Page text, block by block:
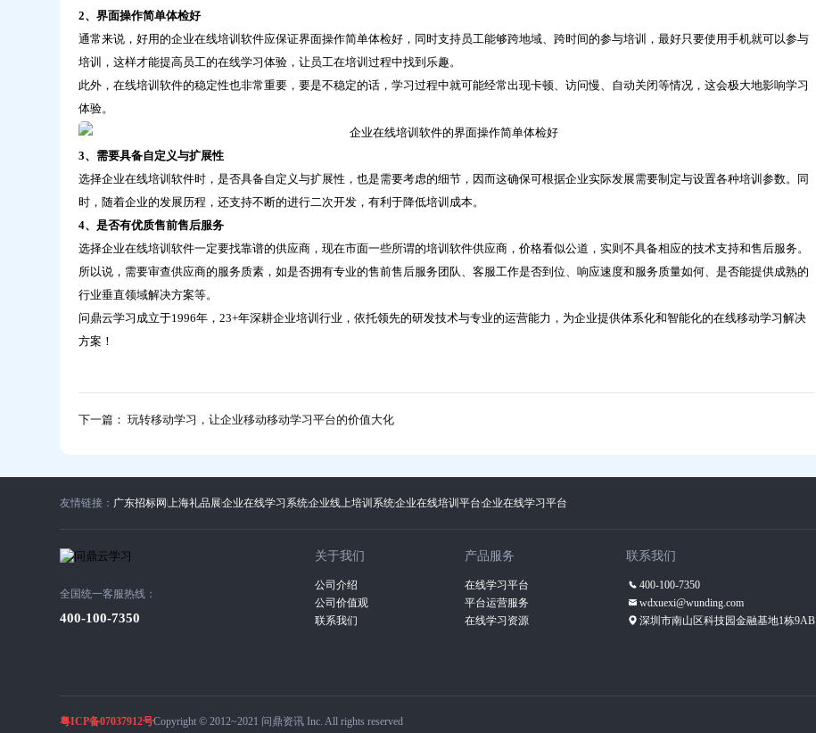
2、界面操作简单体检好
通常来说，好用的企业在线培训软件应保证界面操作简单体检好，同时支持员工能够跨地域、跨时间的参与培训，最好只要使用手机就可以参与
培训，这样才能提高员工的在线学习体验，让员工在培训过程中找到乐趣。
此外，在线培训软件的稳定性也非常重要，要是不稳定的话，学习过程中就可能经常出现卡顿、访问慢、自动关闭等情况，这会极大地影响学习
体验。
3、需要具备自定义与扩展性
选择企业在线培训软件时，是否具备自定义与扩展性，也是需要考虑的细节，因而这确保可根据企业实际发展需要制定与设置各种培训参数。同
时，随着企业的发展历程，还支持不断的进行二次开发，有利于降低培训成本。
4、是否有优质售前售后服务
选择企业在线培训软件一定要找靠谱的供应商，现在市面一些所谓的培训软件供应商，价格看似公道，实则不具备相应的技术支持和售后服务。
所以说，需要审查供应商的服务质素，如是否拥有专业的售前售后服务团队、客服工作是否到位、响应速度和服务质量如何、是否能提供成熟的
行业垂直领域解决方案等。
问鼎云学习成立于1996年，23+年深耕企业培训行业，依托领先的研发技术与专业的运营能力，为企业提供体系化和智能化的在线移动学习解决
方案！
下一篇： 玩转移动学习，让企业移动移动学习平台的价值大化
友情链接： 广东招标网 上海礼品展企业在线学习系统企业线上培训系统企业在线培训平台企业在线学习平台
全国统一客服热线：
400-100-7350
关于我们
公司介绍
公司价值观
联系我们
产品服务
在线学习平台
平台运营服务
在线学习资源
联系我们
400-100-7350
wdxuexi@wunding.com
深圳市南山区科技园金融基地1栋9AB
粤ICP备07037912号Copyright © 2012~2021 问鼎资讯 Inc. All rights reserved